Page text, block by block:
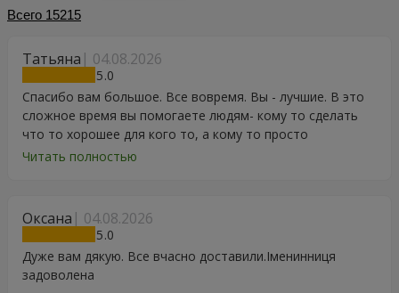
Всего 15215
Татьяна 04.08.2026
5
Спасибо вам большое. Все вовремя. Вы - лучшие. В это
сложное время вы помогаете людям- кому то сделать
что то хорошее для кого то, а кому то просто
порадоваться цветам, подарку, тортику, поздравлению.
Читать полностью
Оксана 04.08.2026
5
Дуже вам дякую. Все вчасно доставили.Іменинниця
задоволена